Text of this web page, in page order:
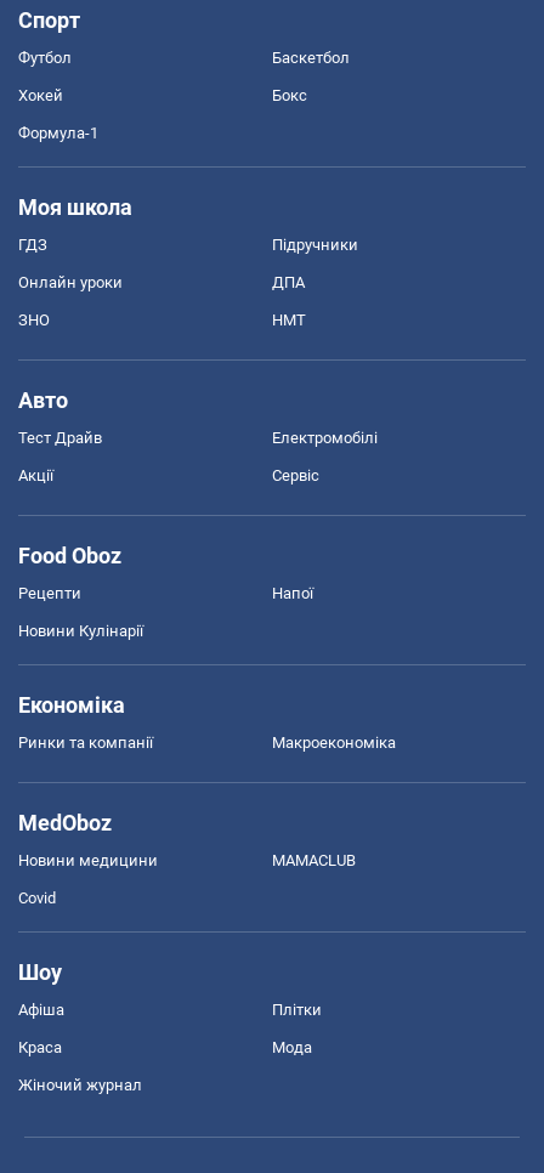
Спорт
Футбол Баскетбол
Хокей Бокс
Формула-1
Моя школа
ГДЗ Підручники
Онлайн уроки ДПА
ЗНО НМТ
Авто
Тест Драйв Електромобілі
Акції Сервіс
Food Oboz
Рецепти Напої
Новини Кулінарії
Економіка
Ринки та компанії Макроекономіка
MedOboz
Новини медицини MAMACLUB
Covid
Шоу
Афіша Плітки
Краса Мода
Жіночий журнал